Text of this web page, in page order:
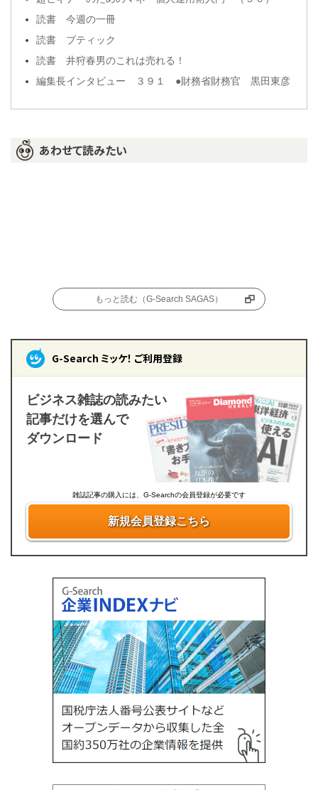
読書 今週の一冊
読書 ブティック
読書 井狩春男のこれは売れる！
編集長インタビュー ３９１ ●財務省財務官 黒田東彦
あわせて読みたい
もっと読む（G-Search SAGAS）
G-Search ミッケ！ ご利用登録
ビジネス雑誌の読みたい
記事だけを選んで
ダウンロード
雑誌記事の購入には、G-Searchの会員登録が必要です
新規会員登録こちら